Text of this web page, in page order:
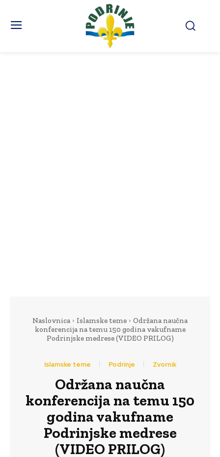
Naslovnica Islamske teme
Održana naučna
konferencija na temu 150 godina vakufname
Podrinjske medrese (VIDEO PRILOG)
Islamske teme Podrinje Zvornik
Održana naučna
konferencija na temu 150
godina vakufname
Podrinjske medrese
(VIDEO PRILOG)